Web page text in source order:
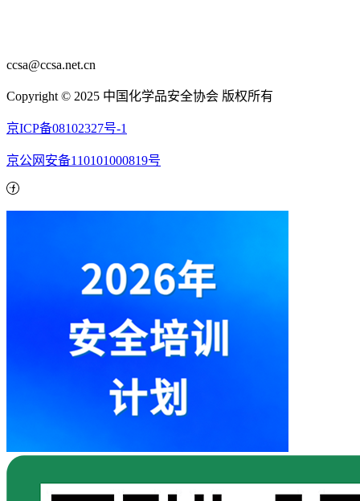
ccsa@ccsa.net.cn
Copyright © 2025 中国化学品安全协会 版权所有
京ICP备08102327号-1
京公网安备110101000819号